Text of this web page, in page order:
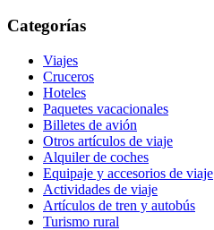
Categorías
Viajes
Cruceros
Hoteles
Paquetes vacacionales
Billetes de avión
Otros artículos de viaje
Alquiler de coches
Equipaje y accesorios de viaje
Actividades de viaje
Artículos de tren y autobús
Turismo rural